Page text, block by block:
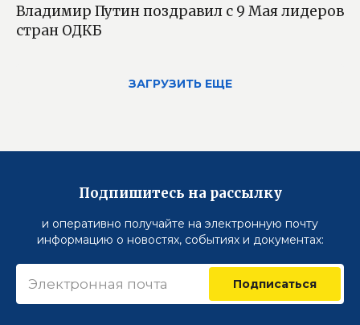
Владимир Путин поздравил с 9 Мая лидеров
стран ОДКБ
ЗАГРУЗИТЬ ЕЩЕ
Подпишитесь на рассылку
и оперативно получайте на электронную почту
информацию о новостях, событиях и документах:
Подписаться